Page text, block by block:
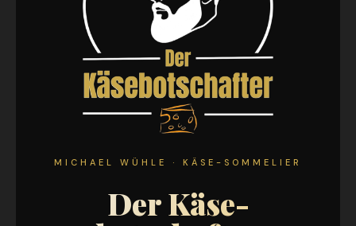
MICHAEL WÜHLE · KÄSE-SOMMELIER
Der Käse­